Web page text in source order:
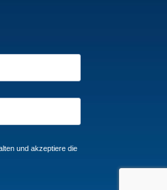
und akzeptiere die